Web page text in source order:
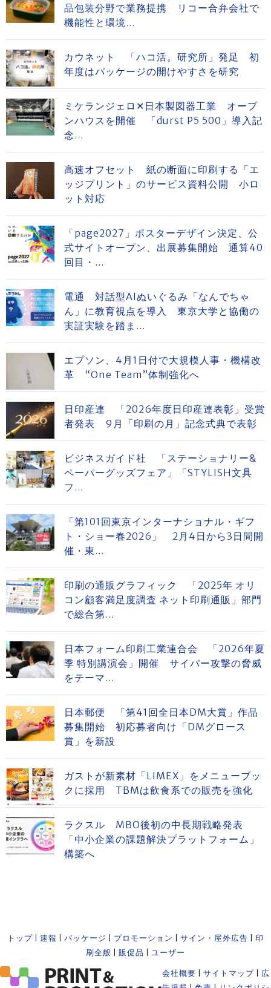
品包装分野で業務提携 リコー合弁会社で
機能性と環境...
カウネット 「ハコ活。研究所」発足 初
年度はパッケージの開けやすさを研究
ミケランジェロ✕日本製図器工業 オープ
ンハウスを開催 「durst P5 500」導入記
念...
高速オフセット 紙の断面に印刷する「エ
ッジプリント」のサービス資料公開 小ロ
ット対応
「page2027」ポスターデザイン決定、公
式サイトオープン、出展募集開始 通算40
回目・...
電通 対話型AIぬいぐるみ「なんでちゃ
ん」に教育視点を導入 東京大学と協働の
実証実験を踏ま...
エプソン、4月1日付で大規模人事・機構改
革 “One Team”体制強化へ
日印産連 「2026年度日印産連表彰」受賞
者発表 9月「印刷の月」記念式典で表彰
ビジネスガイド社 「ステーショナリー&
ペーパーグッズフェア」「STYLISH文具
フ...
「第101回東京インターナショナル・ギフ
ト・ショー春2026」 2月4日から3日間開
催・東...
印刷の通販グラフィック 「2025年 オリ
コン顧客満足度調査 ネット印刷通販」部門
で総合第...
日本フォーム印刷工業連合会 「2026年夏
季 特別講演会」開催 サイバー攻撃の脅威
をテーマ...
日本郵便 「第41回全日本DM大賞」作品
募集開始 初応募者向け「DMグロース
賞」を新設
ガストが新素材「LIMEX」をメニューブッ
クに採用 TBMは飲食系での販売を強化
ラクスル MBO後初の中長期戦略発表
「中小企業の課題解決プラットフォーム」
構築へ
トップ 速報 パッケージ プロモーション サイン・屋外広告
印
刷全般
販促品 ユーザー
会社概要 サイトマップ
広